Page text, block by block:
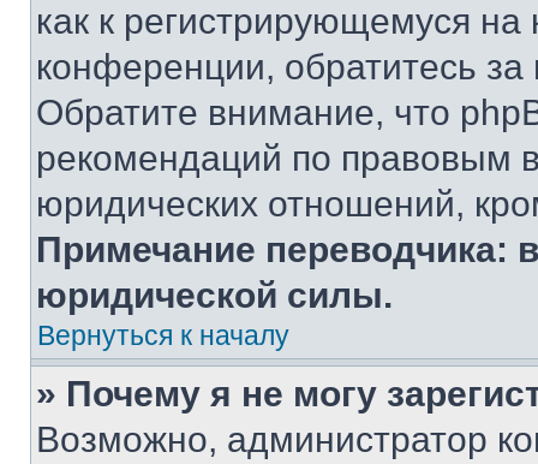
как к регистрирующемуся
конференции, обратитесь
Обратите внимание, что
рекомендаций по правовым
юридических отношений,
Примечание переводчика:
юридической силы.
Вернуться к началу
» Почему я не могу
Возможно, администратор